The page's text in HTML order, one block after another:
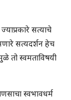
सत्याचे
सत्यदर्शन हेच
स्वमताविषयी
स्वभावधर्म